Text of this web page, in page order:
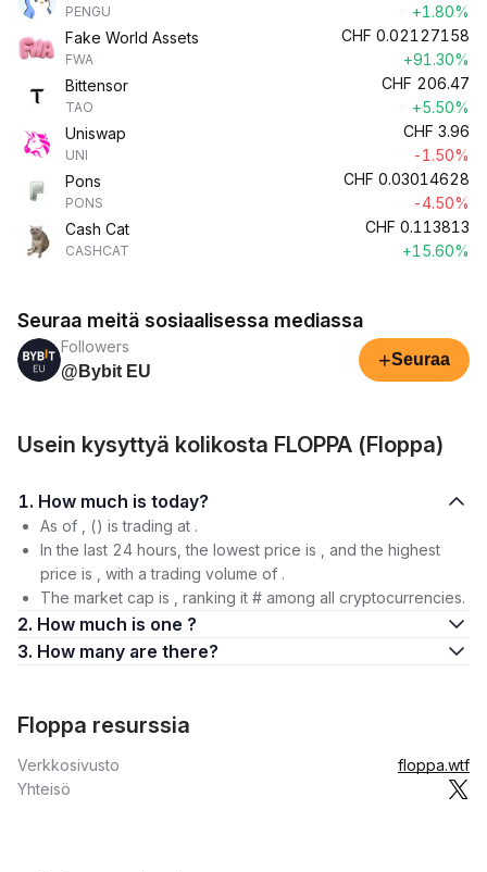
PENGU
+1.80%
Fake World Assets
FWA
CHF 0.02127158
+91.30%
Bittensor
TAO
CHF 206.47
+5.50%
Uniswap
UNI
CHF 3.96
-1.50%
Pons
PONS
CHF 0.03014628
-4.50%
Cash Cat
CASHCAT
CHF 0.113813
+15.60%
Seuraa meitä sosiaalisessa mediassa
Followers
@Bybit EU
+Seuraa
Usein kysyttyä kolikosta FLOPPA (Floppa)
1. How much is today?
As of , () is trading at .
In the last 24 hours, the lowest price is , and the highest
price is , with a trading volume of .
The market cap is , ranking it # among all cryptocurrencies.
2. How much is one ?
3. How many are there?
Floppa resurssia
Verkkosivusto
floppa.wtf
Yhteisö